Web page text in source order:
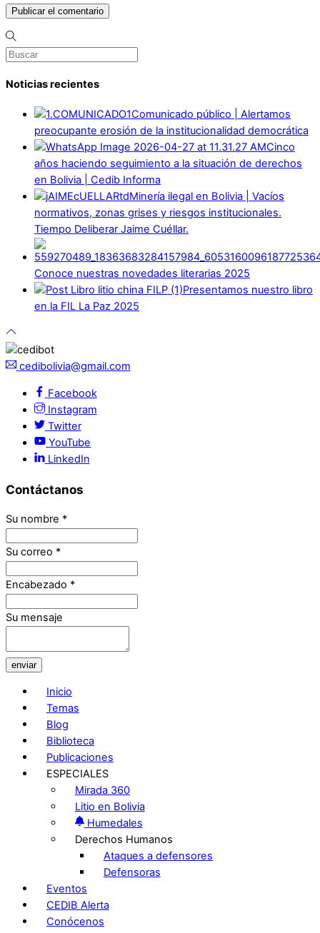
Noticias recientes
Comunicado público | Alertamos
preocupante erosión de la institucionalidad democrática
Cinco
años haciendo seguimiento a la situación de derechos
en Bolivia | Cedib Informa
Minería ilegal en Bolivia | Vacíos
normativos, zonas grises y riesgos institucionales.
Tiempo Deliberar Jaime Cuéllar.
Conoce nuestras novedades literarias 2025
Presentamos nuestro libro
en la FIL La Paz 2025
cedibolivia@gmail.com
Facebook
Instagram
Twitter
YouTube
LinkedIn
Contáctanos
Su nombre *
Su correo *
Encabezado *
Su mensaje
enviar
Inicio
Temas
Blog
Biblioteca
Publicaciones
ESPECIALES
Mirada 360
Litio en Bolivia
Humedales
Derechos Humanos
Ataques a defensores
Defensoras
Eventos
CEDIB Alerta
Conócenos